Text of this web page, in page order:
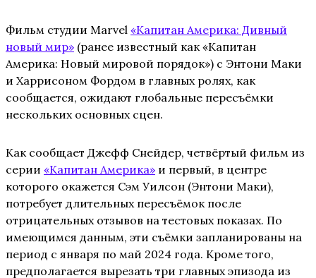
Фильм студии Marvel «Капитан Америка: Дивный
новый мир» (ранее известный как «Капитан
Америка: Новый мировой порядок») с Энтони Маки
и Харрисоном Фордом в главных ролях, как
сообщается, ожидают глобальные пересъёмки
нескольких основных сцен.
Как сообщает Джефф Снейдер, четвёртый фильм из
серии «Капитан Америка» и первый, в центре
которого окажется Сэм Уилсон (Энтони Маки),
потребует длительных пересъёмок после
отрицательных отзывов на тестовых показах. По
имеющимся данным, эти съёмки запланированы на
период с января по май 2024 года. Кроме того,
предполагается вырезать три главных эпизода из